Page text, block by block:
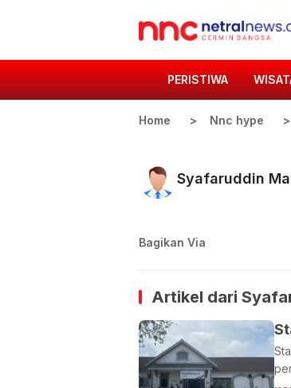
PERISTIWA
Home Nnc hype
Syafaruddin
Bagikan Via
Artikel dari